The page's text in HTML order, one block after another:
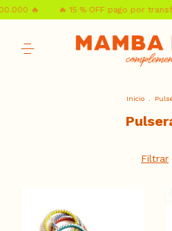
🔥 🔥 15 % OFF pago por
Inicio
Filtrar